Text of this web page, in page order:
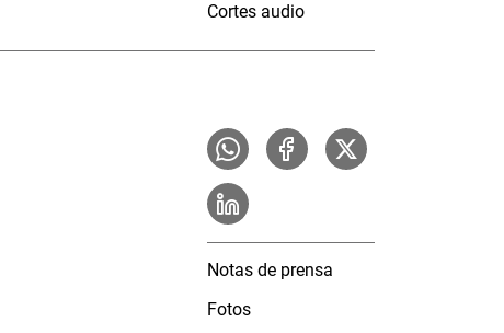
Cortes audio
Notas de prensa
Fotos